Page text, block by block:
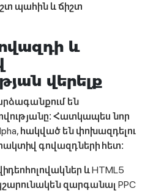
պահին և ճիշտ
և
վերելք
են
Հատկապես նոր
հակված են փոխազդելու
գովազդների հետ։
և HTML5
զարգանալ PPC